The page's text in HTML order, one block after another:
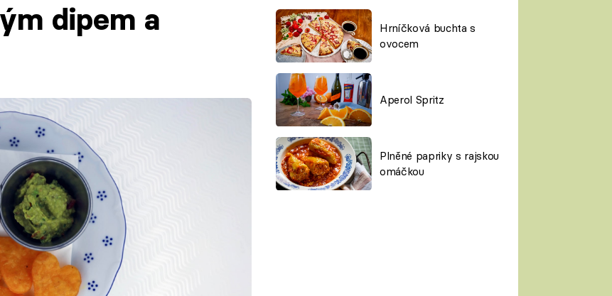
Hrníčková buchta s
ovocem
Aperol Spritz
Plněné papriky s rajskou
omáčkou
dipem a